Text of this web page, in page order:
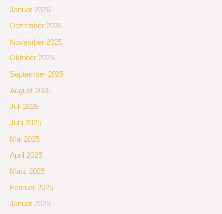
Januar 2026
Dezember 2025
November 2025
Oktober 2025
September 2025
August 2025
Juli 2025
Juni 2025
Mai 2025
April 2025
März 2025
Februar 2025
Januar 2025